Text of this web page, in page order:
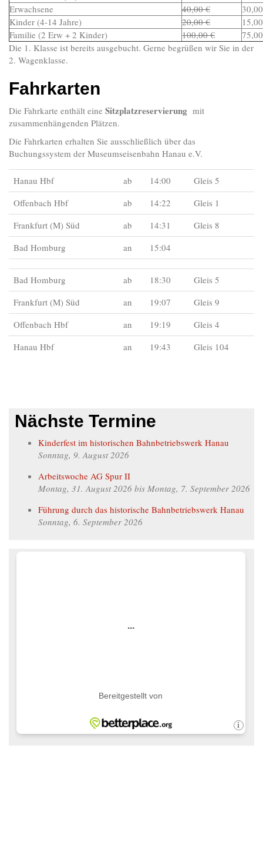
Erwachsene 40,00 €
Kinder (4-14 Jahre)
20,00 €
Familie (2 Erw + 2 Kinder)
100,00 €
Die 1. Klasse ist bereits ausgebucht. Gerne begrüßen wir Sie in der
2. Wagenklasse.
Fahrkarten
Die Fahrkarte enthält eine Sitzplatzreservierung mit
zusammenhängenden Plätzen.
Die Fahrkarten erhalten Sie ausschließlich über das
Buchungssystem der Museumseisenbahn Hanau e.V.
Hanau Hbf ab 14:00
Gleis 5
Offenbach Hbf
ab 14:22
Gleis 1
Frankfurt (M) Süd
ab 14:31
Gleis 8
Bad Homburg
an 15:04
Bad Homburg ab 18:30
Gleis 5
Frankfurt (M) Süd
an 19:07
Gleis 9
Offenbach Hbf
an 19:19
Gleis 4
Hanau Hbf
an 19:43 Gleis 104
Nächste Termine
Kinderfest im historischen Bahnbetriebswerk Hanau
Sonntag, 9. August 2026
Arbeitswoche AG Spur II
Montag, 31. August 2026 bis Montag, 7. September 2026
Führung durch das historische Bahnbetriebswerk Hanau
Sonntag, 6. September 2026